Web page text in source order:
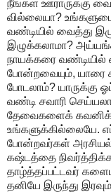
நீங்கள் ஊராருக்கு
வில்லையா?
வண்டியில் வைத்து
இழுக்கலாமா?
நாயக்கரை வண்டியில்
போன்றவையும், யாரை
போடலாம்? யாருக்கு
வண்டி சவாரி
தேவைகளைக்
உங்களுக்கில்லையே.
போன்றவர்கள்
கஷ்டத்தை
தாழ்த்தப்பட்டவர்
தனியே இருந்து